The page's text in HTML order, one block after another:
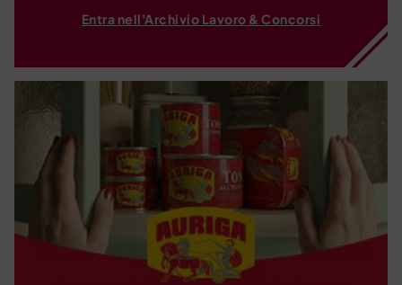
Entra nell'Archivio Lavoro & Concorsi